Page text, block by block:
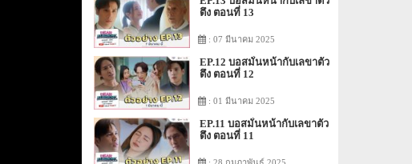
ตึง ตอนที่ 13
: 07 มีนาคม 2025
EP.12 บอสมั่นหน้ากับเลขาตัว
ตึง ตอนที่ 12
: 01 มีนาคม 2025
EP.11 บอสมั่นหน้ากับเลขาตัว
ตึง ตอนที่ 11